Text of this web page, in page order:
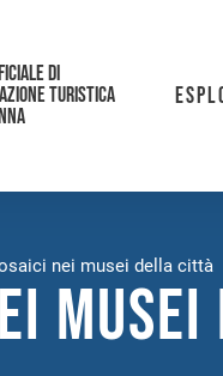
DI
TURISTICA
nei musei della città